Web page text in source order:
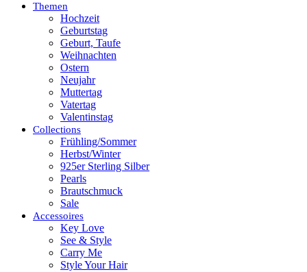
Themen
Hochzeit
Geburtstag
Geburt, Taufe
Weihnachten
Ostern
Neujahr
Muttertag
Vatertag
Valentinstag
Collections
Frühling/Sommer
Herbst/Winter
925er Sterling Silber
Pearls
Brautschmuck
Sale
Accessoires
Key Love
See & Style
Carry Me
Style Your Hair